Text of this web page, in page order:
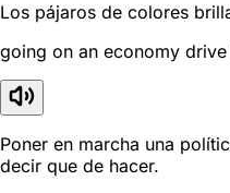
Los pájaros de colores
going on an economy
Poner en marcha una
decir que de hacer.